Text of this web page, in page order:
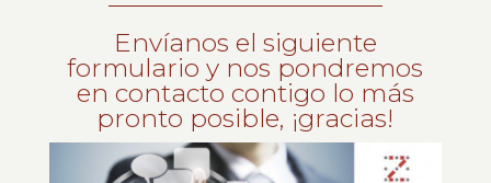
Envíanos el siguiente
formulario y nos pondremos
en contacto contigo lo más
pronto posible, ¡gracias!